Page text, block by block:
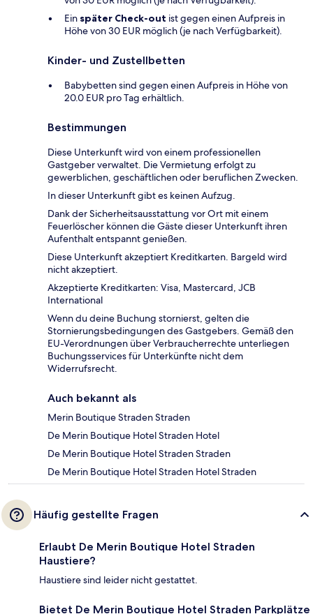
Ein später Check-out ist gegen einen Aufpreis in
Höhe von 30 EUR möglich (je nach Verfügbarkeit).
Kinder- und Zustellbetten
Babybetten sind gegen einen Aufpreis in Höhe von
20.0 EUR pro Tag erhältlich.
Bestimmungen
Diese Unterkunft wird von einem professionellen
Gastgeber verwaltet. Die Vermietung erfolgt zu
gewerblichen, geschäftlichen oder beruflichen Zwecken.
In dieser Unterkunft gibt es keinen Aufzug.
Dank der Sicherheitsausstattung vor Ort mit einem
Feuerlöscher können die Gäste dieser Unterkunft ihren
Aufenthalt entspannt genießen.
Diese Unterkunft akzeptiert Kreditkarten. Bargeld wird
nicht akzeptiert.
Akzeptierte Kreditkarten: Visa, Mastercard, JCB
International
Wenn du deine Buchung stornierst, gelten die
Stornierungsbedingungen des Gastgebers. Gemäß den
EU-Verordnungen über Verbraucherrechte unterliegen
Buchungsservices für Unterkünfte nicht dem
Widerrufsrecht.
Auch bekannt als
Merin Boutique Straden Straden
De Merin Boutique Hotel Straden Hotel
De Merin Boutique Hotel Straden Straden
De Merin Boutique Hotel Straden Hotel Straden
Häufig gestellte Fragen
Erlaubt De Merin Boutique Hotel Straden
Haustiere?
Haustiere sind leider nicht gestattet.
Bietet De Merin Boutique Hotel Straden Parkplätze